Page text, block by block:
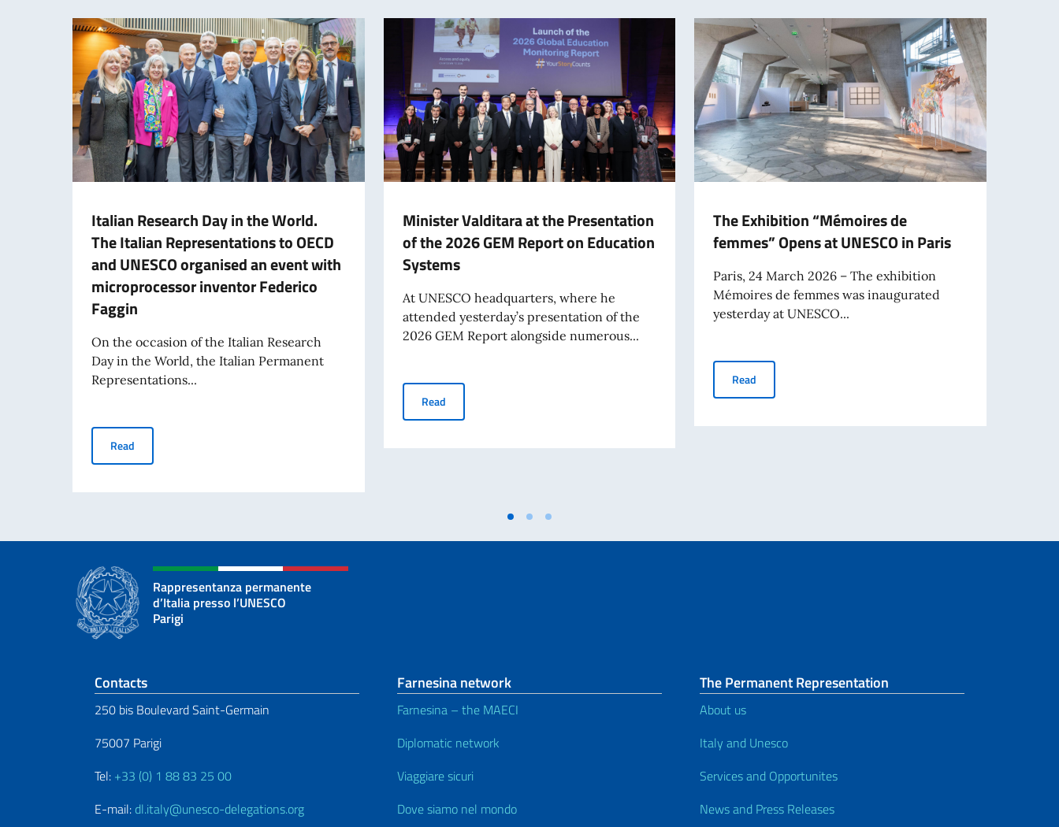
Italian Research Day in the World.
The Italian Representations to OECD
and UNESCO organised an event with
microprocessor inventor Federico
Faggin
On the occasion of the Italian Research
Day in the World, the Italian Permanent
Representations...
Read Italian Research Day in the World. The Italian Representations to OECD and UNESCO organised an event with microprocessor inventor Federico Faggin
Minister Valditara at the Presentation
of the 2026 GEM Report on Education
Systems
At UNESCO headquarters, where he
attended yesterday’s presentation of the
2026 GEM Report alongside numerous...
ReadMinister Valditara at the Presentation of the 2026 GEM Report on Education Systems
The Exhibition “Mémoires de
femmes” Opens at UNESCO in Paris
Paris, 24 March 2026 – The exhibition
Mémoires de femmes was inaugurated
yesterday at UNESCO...
Read
Rappresentanza permanente
d’Italia presso l’UNESCO
Parigi
Footer section
Contacts
250 bis Boulevard Saint-Germain
75007 Parigi
Tel: +33 (0) 1 88 83 25 00
E-mail: dl.italy@unesco-delegations.org
Farnesina network
Farnesina – the MAECI
Diplomatic network
Viaggiare sicuri
Dove siamo nel mondo
The Permanent Representation
About us
Italy and Unesco
Services and Opportunites
News and Press Releases